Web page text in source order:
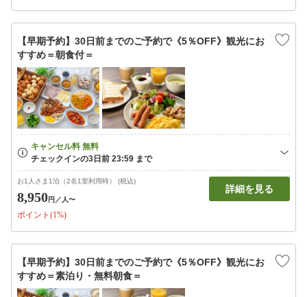
【早期予約】30日前までのご予約で《5％OFF》観光にお
すすめ＝朝食付＝
お1人さま1泊（2名1室利用時） (税込)
8,950円 ／人〜
ポイント(1%)
詳細を見る
【早期予約】30日前までのご予約で《5％OFF》観光にお
すすめ＝素泊り・無料朝食＝